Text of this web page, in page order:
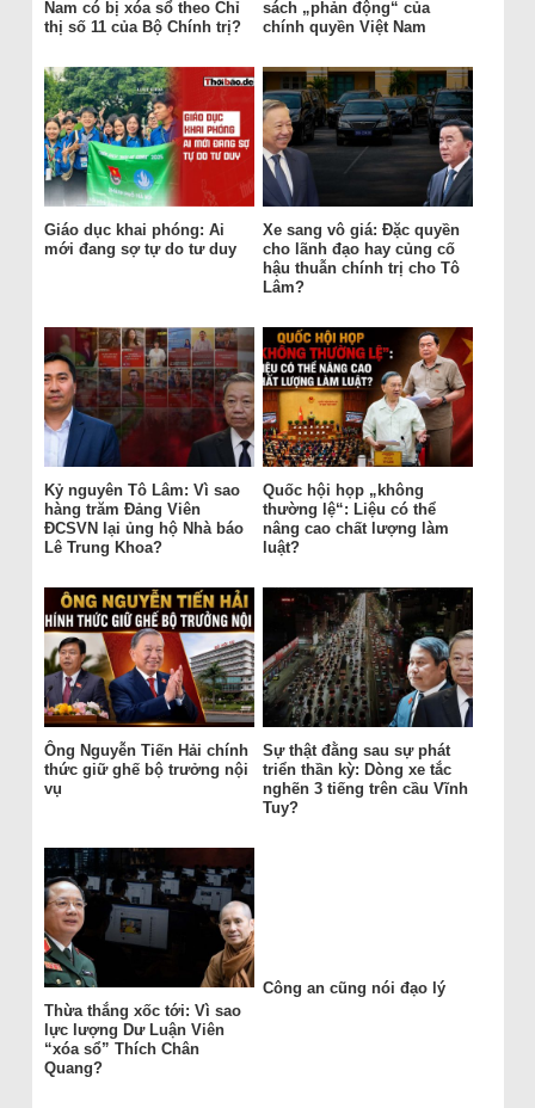
Nam có bị xóa sổ theo Chỉ
thị số 11 của Bộ Chính trị?
sách „phản động“ của
chính quyền Việt Nam
Giáo dục khai phóng: Ai
mới đang sợ tự do tư duy
Xe sang vô giá: Đặc quyền
cho lãnh đạo hay củng cố
hậu thuẫn chính trị cho Tô
Lâm?
Kỷ nguyên Tô Lâm: Vì sao
hàng trăm Đảng Viên
ĐCSVN lại ủng hộ Nhà báo
Lê Trung Khoa?
Quốc hội họp „không
thường lệ“: Liệu có thể
nâng cao chất lượng làm
luật?
Ông Nguyễn Tiến Hải chính
thức giữ ghế bộ trưởng nội
vụ
Sự thật đằng sau sự phát
triển thần kỳ: Dòng xe tắc
nghẽn 3 tiếng trên cầu Vĩnh
Tuy?
Thừa thắng xốc tới: Vì sao
lực lượng Dư Luận Viên
“xóa sổ” Thích Chân
Quang?
Công an cũng nói đạo lý